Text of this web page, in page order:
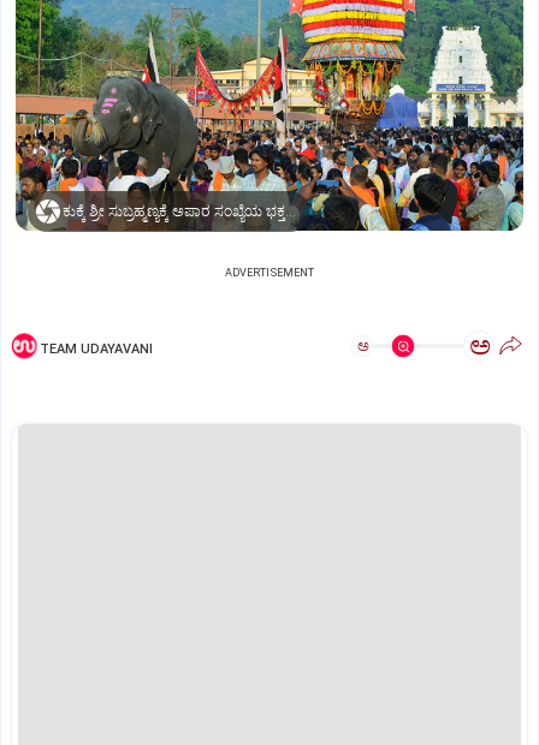
ಕುಕ್ಕೆ ಶ್ರೀ ಸುಬ್ರಹ್ಮಣ್ಯಕ್ಕೆ ಅಪಾರ ಸಂಖ್ಯೆಯ ಭಕ್ತರು ಆಗಮಿಸಿ ದೇವರ ದರ್ಶನ ಪಡೆದರು
ADVERTISEMENT
TEAM UDAYAVANI ಅ ಅ